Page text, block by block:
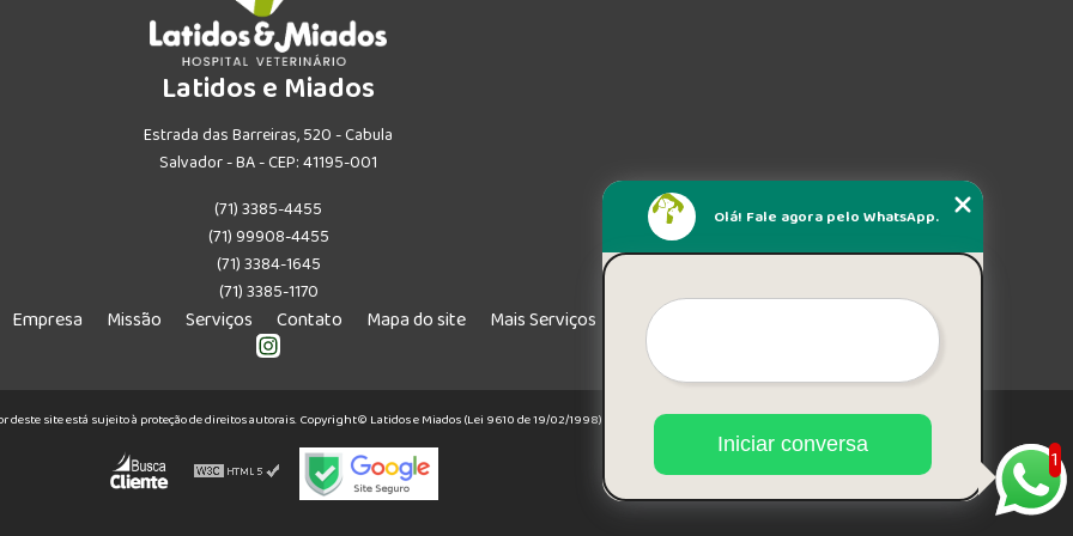
Latidos e Miados
Estrada das Barreiras, 520 - Cabula
Salvador - BA - CEP: 41195-001
(71) 3385-4455
(71) 99908-4455
(71) 3384-1645
(71) 3385-1170
Empresa Missão Serviços Contato Mapa do site Mais Serviços
deste site está sujeito à proteção de direitos autorais. Copyright© Latidos e Miados (Lei 9610 de 19/02/1998)
1
Olá! Fale agora pelo WhatsApp.
Iniciar conversa